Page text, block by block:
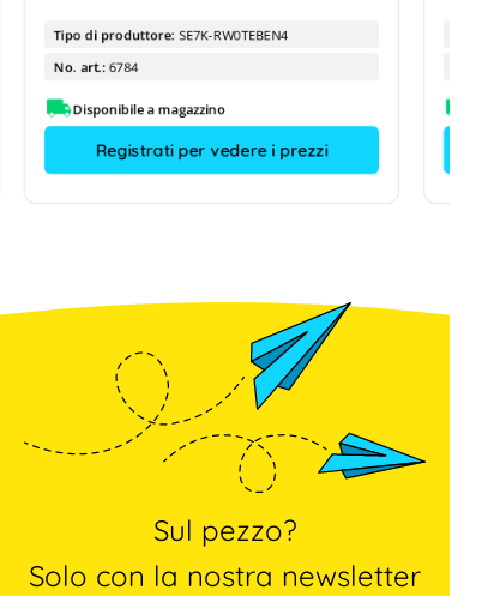
Tipo di produttore: SE7K-RW0TEBEN4
No. art.: 6784
Disponibile a magazzino
Registrati per vedere i prezzi
Sul pezzo?
Solo con la nostra newsletter